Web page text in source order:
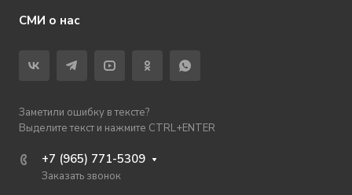
СМИ о нас
Заметили ошибку в тексте?
Выделите текст и нажмите CTRL+ENTER
+7 (965) 771-5309
Заказать звонок